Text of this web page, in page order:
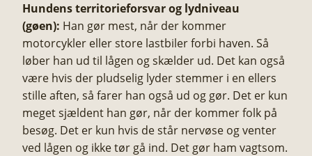
Hundens territorieforsvar og lydniveau
(gøen): Han gør mest, når der kommer
motorcykler eller store lastbiler forbi haven. Så
løber han ud til lågen og skælder ud. Det kan også
være hvis der pludselig lyder stemmer i en ellers
stille aften, så farer han også ud og gør. Det er kun
meget sjældent han gør, når der kommer folk på
besøg. Det er kun hvis de står nervøse og venter
ved lågen og ikke tør gå ind. Det gør ham vagtsom.